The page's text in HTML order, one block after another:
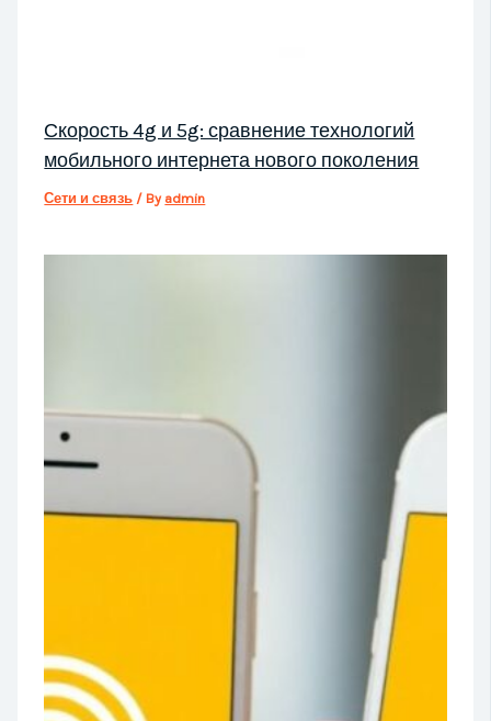
Скорость 4g и 5g: сравнение технологий
мобильного интернета нового поколения
Сети и связь / By admin